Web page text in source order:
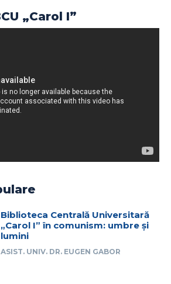
„Carol I”
Biblioteca Centrală Universitară
„Carol I” în comunism: umbre și
lumini
ASIST. UNIV. DR. EUGEN GABOR